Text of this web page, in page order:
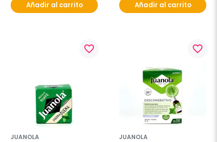
Añadir al carrito Añadir al carrito
favorite_border
JUANOLA
favorite_border
JUANOLA